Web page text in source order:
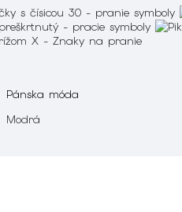
Pánska móda
Modrá